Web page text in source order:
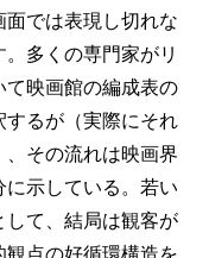
では表現し切れな
多くの専門家がリ
て映画館の編成表の
するが（実際にそれ
その流れは映画界
示している。若い
して、結局は観客が